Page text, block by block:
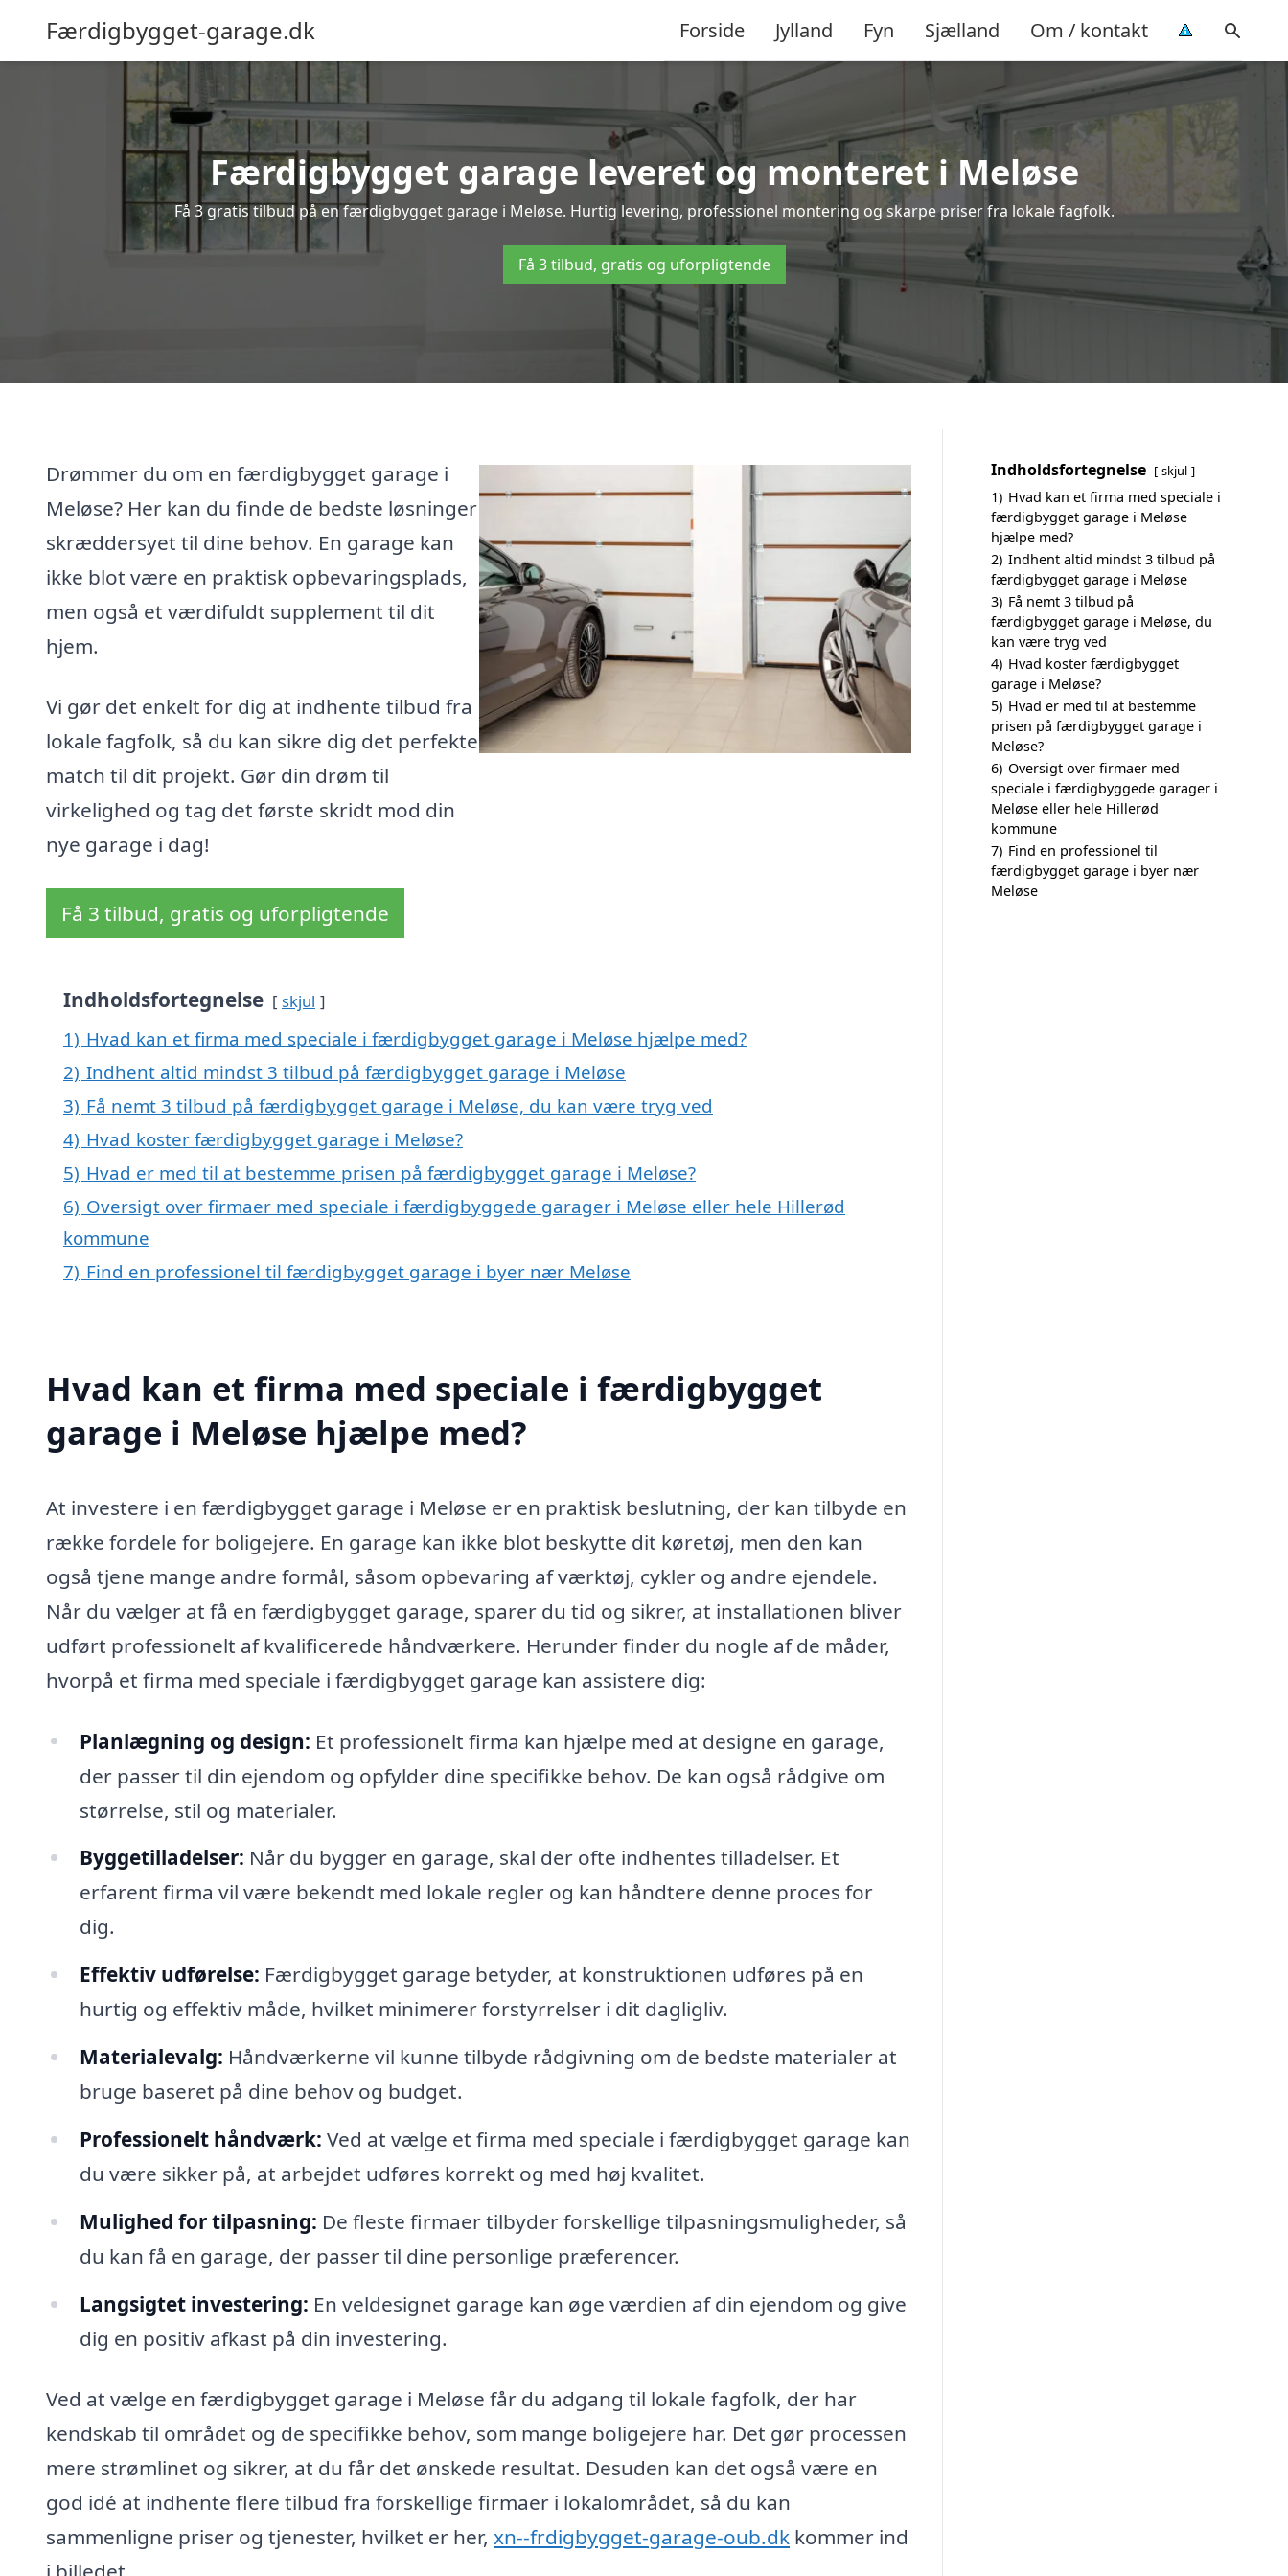
Færdigbygget-garage.dk Forside Jylland Fyn Sjælland Om / kontakt
Færdigbygget garage leveret og monteret i Meløse
Få 3 gratis tilbud på en færdigbygget garage i Meløse. Hurtig levering, professionel montering og skarpe priser fra lokale fagfolk.
Få 3 tilbud, gratis og uforpligtende
Drømmer du om en færdigbygget garage i
Meløse? Her kan du finde de bedste løsninger
skræddersyet til dine behov. En garage kan
ikke blot være en praktisk opbevaringsplads,
men også et værdifuldt supplement til dit
hjem.
Vi gør det enkelt for dig at indhente tilbud fra
lokale fagfolk, så du kan sikre dig det perfekte
match til dit projekt. Gør din drøm til
virkelighed og tag det første skridt mod din
nye garage i dag!
Få 3 tilbud, gratis og uforpligtende
Indholdsfortegnelse skjul
1) Hvad kan et firma med speciale i færdigbygget garage i Meløse hjælpe med?
2) Indhent altid mindst 3 tilbud på færdigbygget garage i Meløse
3) Få nemt 3 tilbud på færdigbygget garage i Meløse, du kan være tryg ved
4) Hvad koster færdigbygget garage i Meløse?
5) Hvad er med til at bestemme prisen på færdigbygget garage i Meløse?
6) Oversigt over firmaer med speciale i færdigbyggede garager i Meløse eller hele Hillerød
kommune
7) Find en professionel til færdigbygget garage i byer nær Meløse
Hvad kan et firma med speciale i færdigbygget
garage i Meløse hjælpe med?
At investere i en færdigbygget garage i Meløse er en praktisk beslutning, der kan tilbyde en
række fordele for boligejere. En garage kan ikke blot beskytte dit køretøj, men den kan
også tjene mange andre formål, såsom opbevaring af værktøj, cykler og andre ejendele.
Når du vælger at få en færdigbygget garage, sparer du tid og sikrer, at installationen bliver
udført professionelt af kvalificerede håndværkere. Herunder finder du nogle af de måder,
hvorpå et firma med speciale i færdigbygget garage kan assistere dig:
Planlægning og design: Et professionelt firma kan hjælpe med at designe en garage,
der passer til din ejendom og opfylder dine specifikke behov. De kan også rådgive om
størrelse, stil og materialer.
Byggetilladelser: Når du bygger en garage, skal der ofte indhentes tilladelser. Et
erfarent firma vil være bekendt med lokale regler og kan håndtere denne proces for
dig.
Effektiv udførelse: Færdigbygget garage betyder, at konstruktionen udføres på en
hurtig og effektiv måde, hvilket minimerer forstyrrelser i dit dagligliv.
Materialevalg: Håndværkerne vil kunne tilbyde rådgivning om de bedste materialer at
bruge baseret på dine behov og budget.
Professionelt håndværk: Ved at vælge et firma med speciale i færdigbygget garage kan
du være sikker på, at arbejdet udføres korrekt og med høj kvalitet.
Mulighed for tilpasning: De fleste firmaer tilbyder forskellige tilpasningsmuligheder, så
du kan få en garage, der passer til dine personlige præferencer.
Langsigtet investering: En veldesignet garage kan øge værdien af din ejendom og give
dig en positiv afkast på din investering.
Ved at vælge en færdigbygget garage i Meløse får du adgang til lokale fagfolk, der har
kendskab til området og de specifikke behov, som mange boligejere har. Det gør processen
mere strømlinet og sikrer, at du får det ønskede resultat. Desuden kan det også være en
god idé at indhente flere tilbud fra forskellige firmaer i lokalområdet, så du kan
sammenligne priser og tjenester, hvilket er her, xn--frdigbygget-garage-oub.dk kommer ind
Indholdsfortegnelse skjul
1) Hvad kan et firma med speciale i
færdigbygget garage i Meløse
hjælpe med?
2) Indhent altid mindst 3 tilbud på
færdigbygget garage i Meløse
3) Få nemt 3 tilbud på
færdigbygget garage i Meløse, du
kan være tryg ved
4) Hvad koster færdigbygget
garage i Meløse?
5) Hvad er med til at bestemme
prisen på færdigbygget garage i
Meløse?
6) Oversigt over firmaer med
speciale i færdigbyggede garager i
Meløse eller hele Hillerød
kommune
7) Find en professionel til
færdigbygget garage i byer nær
Meløse